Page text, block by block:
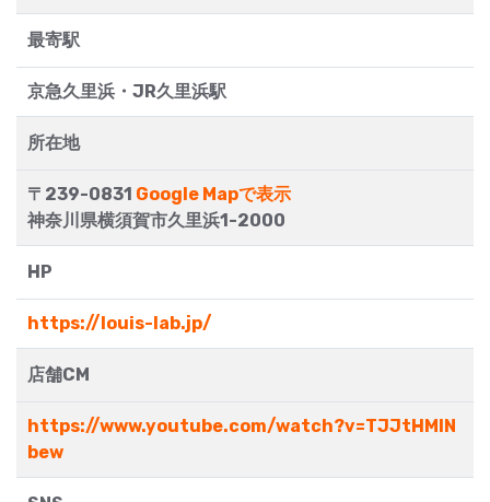
最寄駅
京急久里浜・JR久里浜駅
所在地
〒239-0831 Google Mapで表示
神奈川県横須賀市久里浜1-2000
HP
https://louis-lab.jp/
店舗CM
https://www.youtube.com/watch?v=TJJtHMIN
bew